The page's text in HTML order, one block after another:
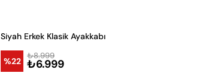
Siyah Erkek Klasik Ayakkabı
%22 ₺6.999
₺8.999